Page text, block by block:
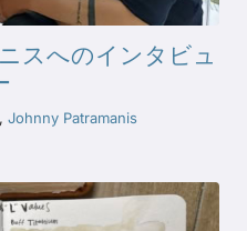
スへのインタビュ
, Johnny Patramanis